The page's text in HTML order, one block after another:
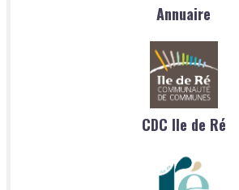
Annuaire
CDC Ile de Ré